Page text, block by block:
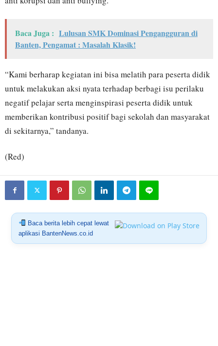
Baca Juga : Lulusan SMK Dominasi Pengangguran di
Banten, Pengamat : Masalah Klasik!
“Kami berharap kegiatan ini bisa melatih para peserta didik
untuk melakukan aksi nyata terhadap berbagi isu perilaku
negatif pelajar serta menginspirasi peserta didik untuk
memberikan kontribusi positif bagi sekolah dan masyarakat
di sekitarnya,” tandanya.
(Red)
Baca berita lebih cepat lewat
aplikasi BantenNews.co.id